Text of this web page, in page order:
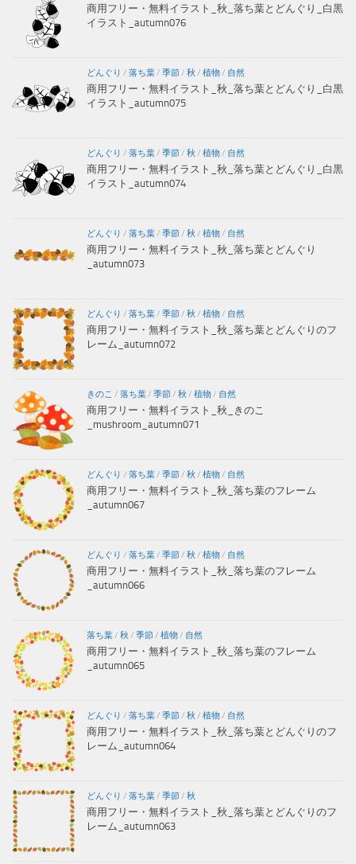
商用フリー・無料イラスト_秋_落ち葉とどんぐり_白黒
イラスト_autumn076
どんぐり / 落ち葉/ 季節/ 秋 / 植物/ 自然
商用フリー・無料イラスト_秋_落ち葉とどんぐり_白黒
イラスト_autumn075
どんぐり / 落ち葉/ 季節/ 秋 / 植物/ 自然
商用フリー・無料イラスト_秋_落ち葉とどんぐり_白黒
イラスト_autumn074
どんぐり / 落ち葉/ 季節/ 秋 / 植物/ 自然
商用フリー・無料イラスト_秋_落ち葉とどんぐり
_autumn073
どんぐり / 落ち葉/ 季節/ 秋 / 植物/ 自然
商用フリー・無料イラスト_秋_落ち葉とどんぐりのフ
レーム_autumn072
きのこ / 落ち葉/ 季節/ 秋 / 植物/ 自然
商用フリー・無料イラスト_秋_きのこ
_mushroom_autumn071
どんぐり / 落ち葉/ 季節/ 秋 / 植物/ 自然
商用フリー・無料イラスト_秋_落ち葉のフレーム
_autumn067
どんぐり / 落ち葉/ 季節/ 秋 / 植物/ 自然
商用フリー・無料イラスト_秋_落ち葉のフレーム
_autumn066
落ち葉/ 秋 / 季節/ 植物/ 自然
商用フリー・無料イラスト_秋_落ち葉のフレーム
_autumn065
どんぐり / 落ち葉/ 季節/ 秋 / 植物/ 自然
商用フリー・無料イラスト_秋_落ち葉とどんぐりのフ
レーム_autumn064
どんぐり / 落ち葉/ 季節/ 秋
商用フリー・無料イラスト_秋_落ち葉とどんぐりのフ
レーム_autumn063